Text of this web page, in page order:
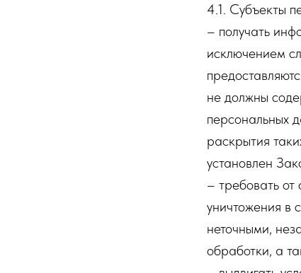
4.1. Субъекты
– получать
исключением
не должны
персональных
раскрытия
установлен
– требовать от
уничтожения в
неточными,
обработки, а